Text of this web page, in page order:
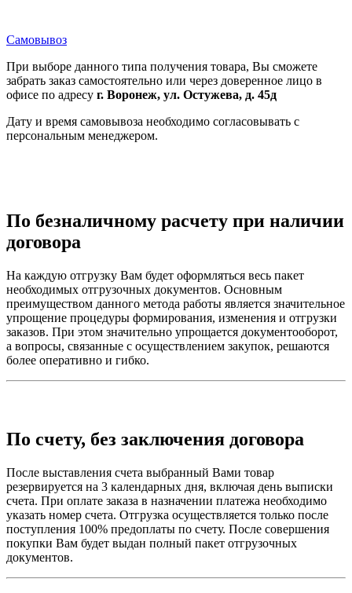
Самовывоз
При выборе данного типа получения товара, Вы сможете
забрать заказ самостоятельно или через доверенное лицо в
офисе по адресу г. Воронеж, ул. Остужева, д. 45д
Дату и время самовывоза необходимо согласовывать с
персональным менеджером.
По безналичному расчету при наличии
договора
На каждую отгрузку Вам будет оформляться весь пакет
необходимых отгрузочных документов. Основным
преимуществом данного метода работы является значительное
упрощение процедуры формирования, изменения и отгрузки
заказов. При этом значительно упрощается документооборот,
а вопросы, связанные с осуществлением закупок, решаются
более оперативно и гибко.
По счету, без заключения договора
После выставления счета выбранный Вами товар
резервируется на 3 календарных дня, включая день выписки
счета. При оплате заказа в назначении платежа необходимо
указать номер счета. Отгрузка осуществляется только после
поступления 100% предоплаты по счету. После совершения
покупки Вам будет выдан полный пакет отгрузочных
документов.